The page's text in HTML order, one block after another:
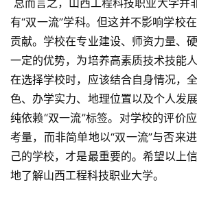
有“双一流”学科。但这并不影响学校
贡献。学校在专业建设、师资力量、
一定的优势，为培养高素质技术技能
在选择学校时，应该结合自身情况，
色、办学实力、地理位置以及个人发
纯依赖“双一流”标签。对学校的评价
考量，而非简单地以“双一流”与否来
己的学校，才是最重要的。希望以上
地了解山西工程科技职业大学。